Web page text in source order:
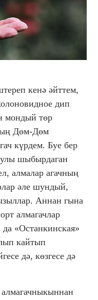
кенә әйттем,
дип
мондый төр
Дөм-Дөм
күрдем. Буе бер
шыбырдаган
алмалар агачның
әле шундый,
Аннан гына
алмагачлар
да «Останкинская»
кайтып
дә, көзгесе дә